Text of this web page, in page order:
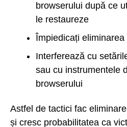
browserului după ce
le restaureze
Împiedicați
Interferează cu
sau cu instrumentele
browserului
Astfel de tactici fac
și cresc probabilitatea ca